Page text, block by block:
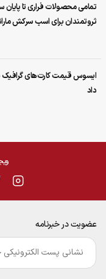
ثروتمندان برای اسب سرکش
داد
عضویت در خبرنامه
ایمیل